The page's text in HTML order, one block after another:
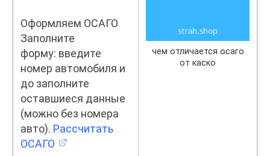
Оформляем ОСАГО
Заполните
форму: введите
номер автомобиля и
до заполните
оставшиеся данные
(можно без номера
авто). Рассчитать
ОСАГО
чем отличается осаго
от каско